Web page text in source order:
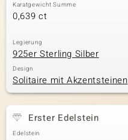
Classics
Karatgewicht Summe
0,639 ct
Legierung
925er Sterling Silber
Design
Solitaire mit Akzentsteinen
Erster Edelstein
Edelstein